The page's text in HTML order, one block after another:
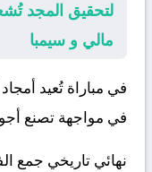
لتحقيق المجد
مالي و سيمبا
في مباراة تُعيد
في مواجهة تصنع
نهائي تاريخي جمع